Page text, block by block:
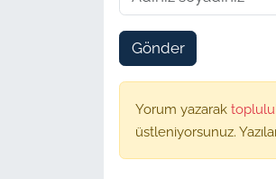
Gönder
Yorum yazarak
üstleniyorsunuz.